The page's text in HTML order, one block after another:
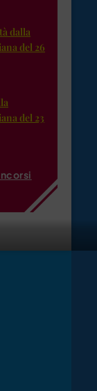
dalla
del 26
del 23